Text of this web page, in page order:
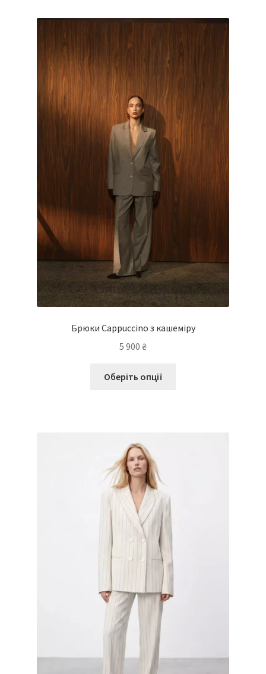
Брюки Cappuccino з кашеміру
5 900 ₴
Оберіть опції